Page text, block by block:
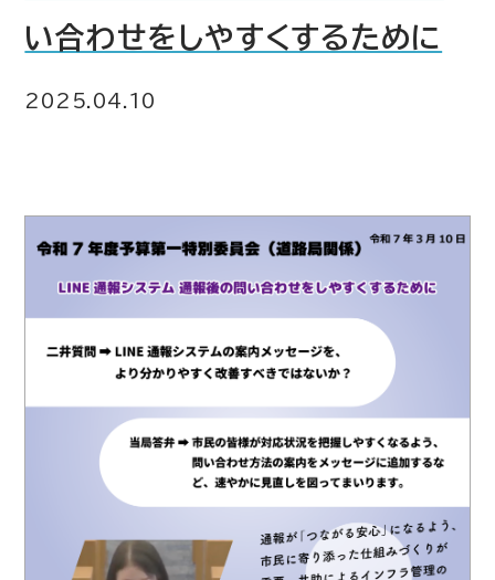
い合わせをしやすくするために
2025.04.10